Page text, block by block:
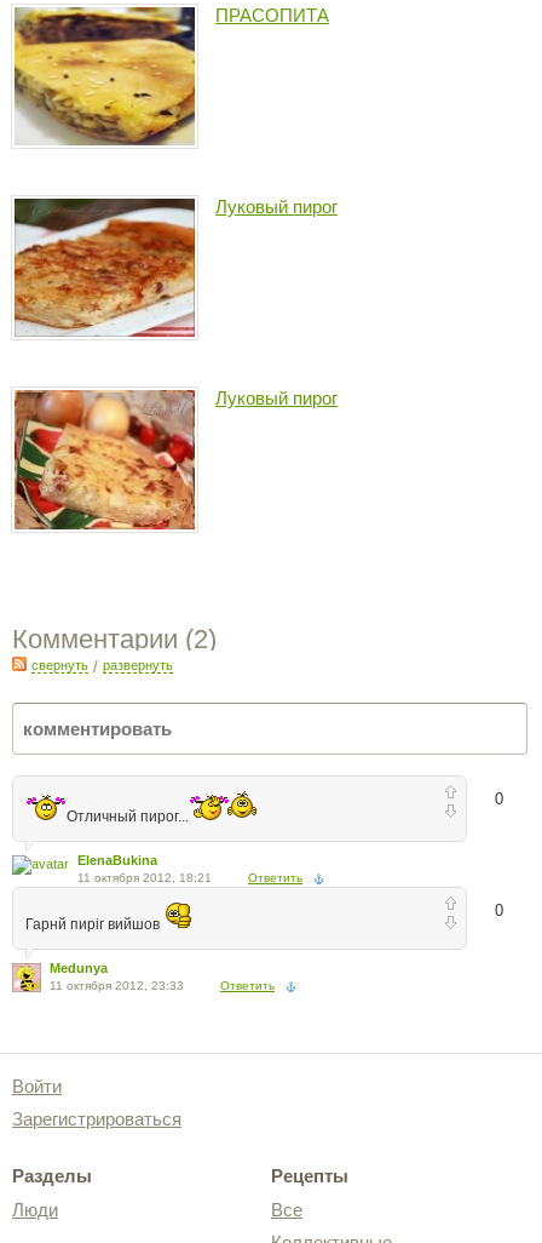
ПРАСОПИТА
Луковый пирог
Луковый пирог
Комментарии (2)
свернуть / развернуть
0
Отличный пирог...
ElenaBukina
11 октября 2012, 18:21 Ответить
0
Гарнй пиріг вийшов
Medunya
11 октября 2012, 23:33 Ответить
Войти
Зарегистрироваться
Разделы
Люди
Рецепты
Все